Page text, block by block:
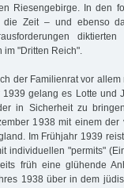
Riesengebirge. In den
die Zeit – und ebenso
"Dritten Reich".
der Familienrat vor
gelang es Lotte und
in Sicherheit zu
1938 mit einem der
Im Frühjahr 1939
individuellen "permits"
früh eine glühende
1938 über in dem